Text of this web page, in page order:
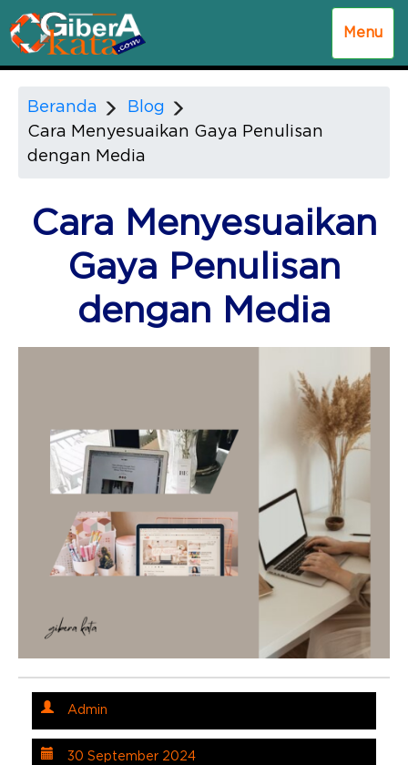
Menu
Beranda
Blog
Cara Menyesuaikan Gaya Penulisan
dengan Media
Cara Menyesuaikan
Gaya Penulisan
dengan Media
Admin
30 September 2024